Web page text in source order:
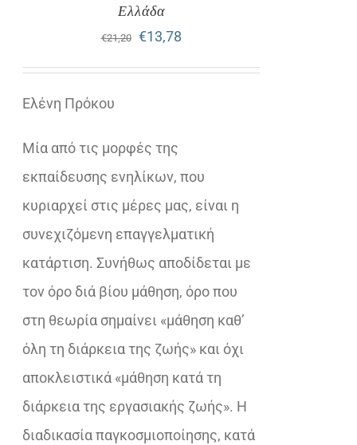
Ελλάδα
€21,20
Original
price
€13,78Η
τρέχουσα
Ελένη Πρόκου
Μία από τις μορφές της
εκπαίδευσης ενηλίκων, που
κυριαρχεί στις μέρες μας, είναι η
συνεχιζόμενη επαγγελματική
κατάρτιση. Συνήθως αποδίδεται με
τον όρο διά βίου μάθηση, όρο που
στη θεωρία σημαίνει «μάθηση καθ’
όλη τη διάρκεια της ζωής» και όχι
αποκλειστικά «μάθηση κατά τη
διάρκεια της εργασιακής ζωής». Η
διαδικασία παγκοσμιοποίησης, κατά